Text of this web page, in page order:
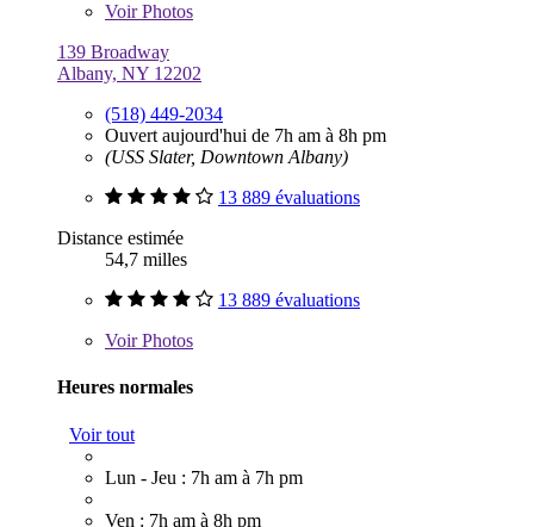
VoirPhotos
139 Broadway
Albany, NY 12202
(518) 449-2034
Ouvert aujourd'hui de 7h am à 8h pm
(USS Slater, Downtown Albany)
13 889 évaluations
Distance estimée
54,7 milles
13 889 évaluations
VoirPhotos
Heures normales
Voir tout
Lun - Jeu : 7h am à 7h pm
Ven : 7h am à 8h pm